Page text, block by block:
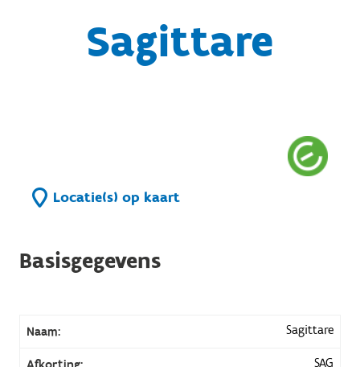
Sagittare
Locatie(s) op kaart
Basisgegevens
Naam: Sagittare
SAG